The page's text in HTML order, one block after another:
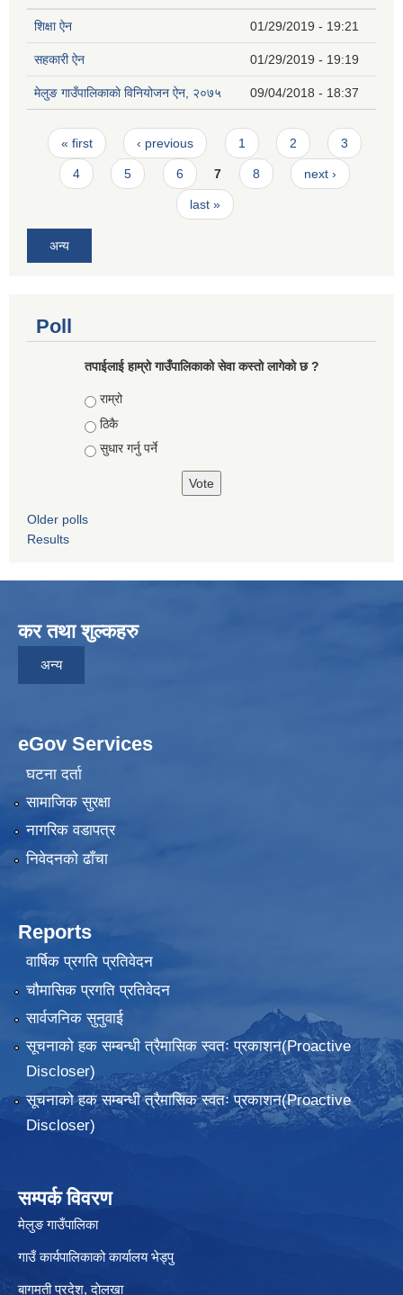
शिक्षा ऐन 01/29/2019 - 19:21
सहकारी ऐन 01/29/2019 - 19:19
मेलुङ गाउँपालिकाकाे विनियोजन ऐन, २०७५ 09/04/2018 - 18:37
Pages
« first ‹ previous 1 2 3
4 5 6 7 8 next ›
last »
अन्य
Poll
तपाईलाई हाम्राे गाउँपालिकाको सेवा कस्तो लागेको छ ?
Choices
राम्रो
ठिकै
सुधार गर्नु पर्ने
Older polls
Results
कर तथा शुल्कहरु
अन्य
eGov Services
घटना दर्ता
सामाजिक सुरक्षा
नागरिक वडापत्र
निवेदनकाे ढाँचा
Reports
वार्षिक प्रगति प्रतिवेदन
चौमासिक प्रगति प्रतिवेदन
सार्वजनिक सुनुवाई
सूचनाको हक सम्बन्धी त्रैमासिक स्वतः प्रकाशन(Proactive
Discloser)
सूचनाको हक सम्बन्धी त्रैमासिक स्वतः प्रकाशन(Proactive
Discloser)
सम्पर्क विवरण
मेलुङ गाउँपालिका
गाउँ कार्यपालिकाको कार्यालय भेड्पु
बागमती प्रदेश, दाेलखा